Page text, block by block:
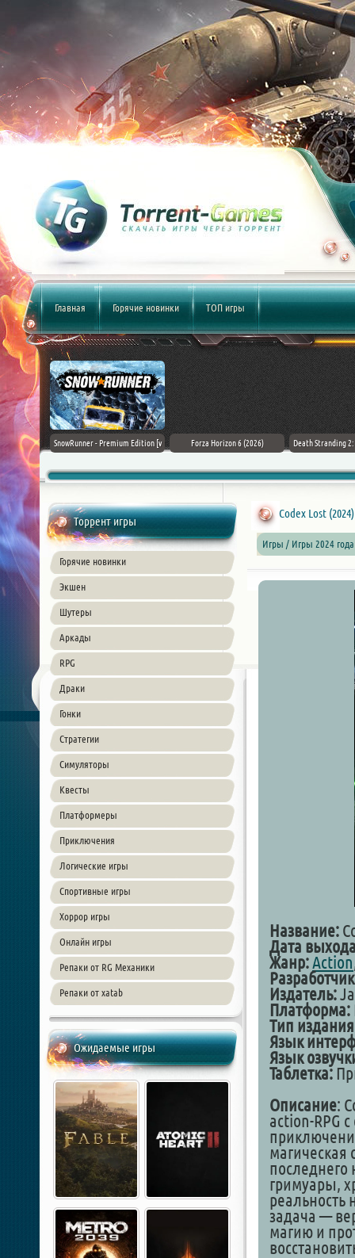
Главная Горячие новинки ТОП игры
Flag
PC
SnowRunner - Premium Edition [v
Forza Horizon 6 (2026) Death Stranding
Торрент игры
Горячие новинки
Экшен
Шутеры
Аркады
RPG
Драки
Гонки
Стратегии
Симуляторы
Квесты
Платформеры
Приключения
Логические игры
Спортивные игры
Хоррор игры
Онлайн игры
Репаки от RG Механики
Репаки от xatab
Ожидаемые игры
Codex Lost
Игры / Игры 2024
Название:
Дата
Жанр:Action
Издатель:
Платформа:
Тип
Язык
Язык
Таблетка:
Описание:
action-RPG
магическая
гримуары,
реальность
задача —
магию и